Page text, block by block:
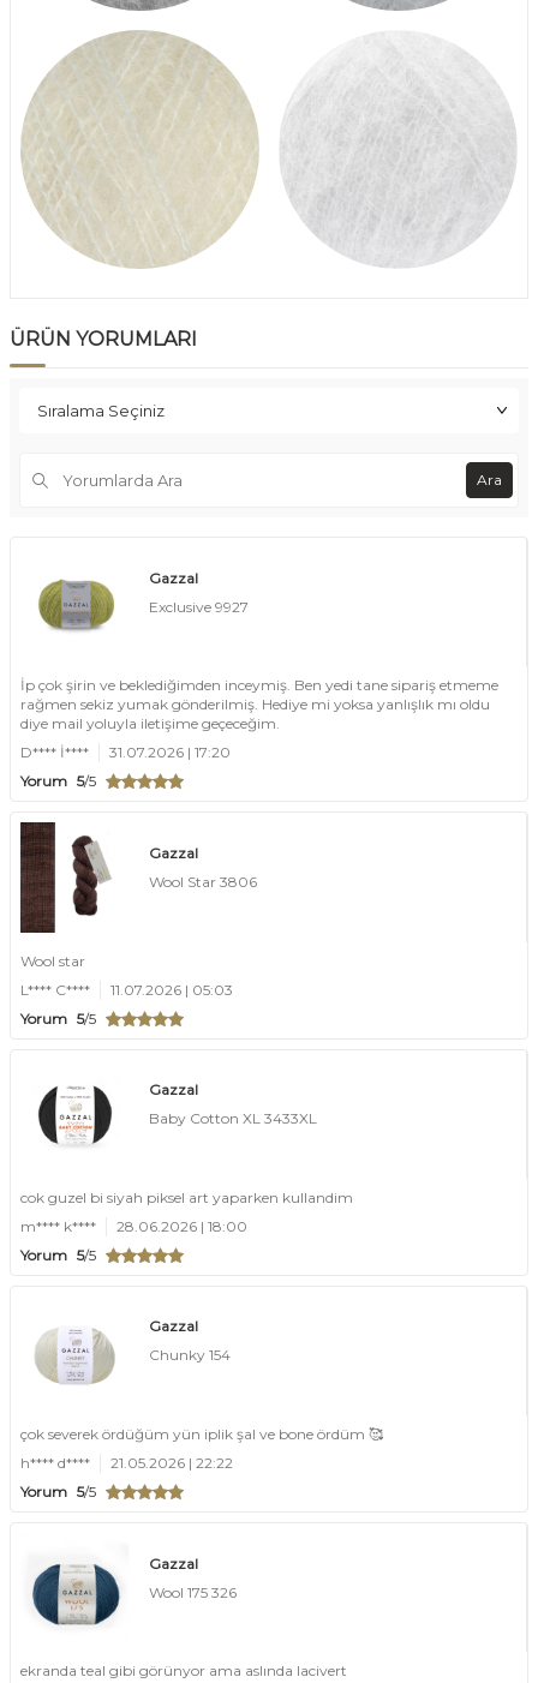
ÜRÜN YORUMLARI
Ara
Gazzal
Exclusive 9927
İp çok şirin ve beklediğimden inceymiş. Ben yedi tane sipariş etmeme
rağmen sekiz yumak gönderilmiş. Hediye mi yoksa yanlışlık mı oldu
diye mail yoluyla iletişime geçeceğim.
D**** İ****
31.07.2026 | 17:20
Yorum 5/5
Gazzal
Wool Star 3806
Wool star
L**** C****
11.07.2026 | 05:03
Yorum 5/5
Gazzal
Baby Cotton XL 3433XL
cok guzel bi siyah piksel art yaparken kullandim
m**** k****
28.06.2026 | 18:00
Yorum 5/5
Gazzal
Chunky 154
çok severek ördüğüm yün iplik şal ve bone ördüm 🥰
h**** d****
21.05.2026 | 22:22
Yorum 5/5
Gazzal
Wool 175 326
ekranda teal gibi görünyor ama aslında lacivert